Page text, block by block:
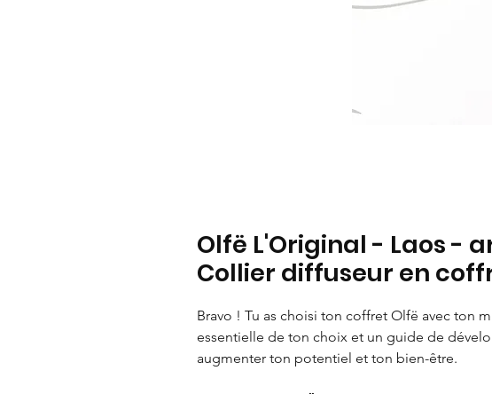
Olfë L'Original - Laos -
Collier diffuseur en
Bravo ! Tu as choisi ton coffret Olfë avec ton
essentielle de ton choix et un guide de
augmenter ton potentiel et ton bien-être.